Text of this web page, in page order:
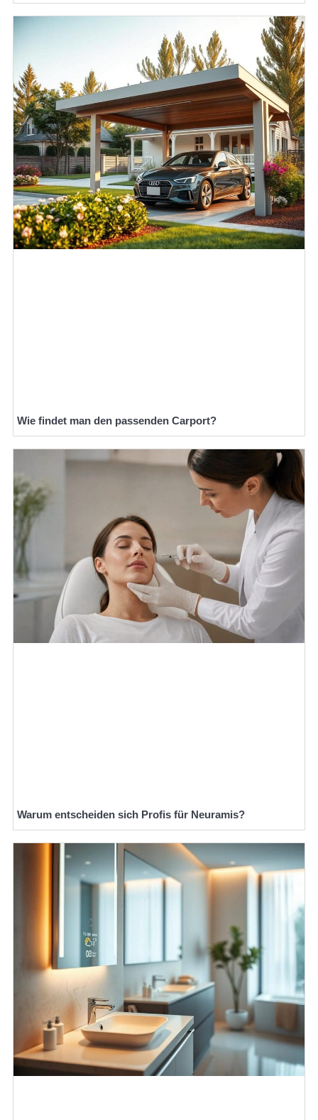
Wie findet man den passenden Carport?
Warum entscheiden sich Profis für Neuramis?